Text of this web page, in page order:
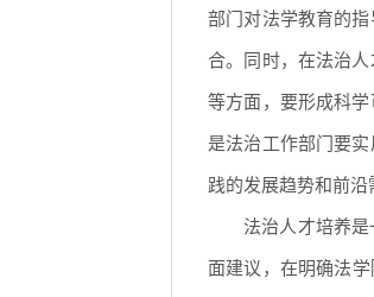
部门对法学教育的
合。同时，在法治
等方面，要形成科
是法治工作部门要
践的发展趋势和前沿
法治人才培养
面建议，在明确法